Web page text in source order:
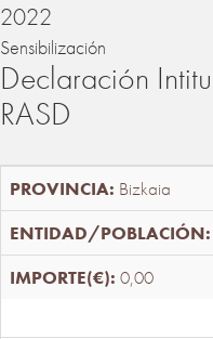
2022
Sensibilización
Declaración
RASD
Bizkaia
0,00